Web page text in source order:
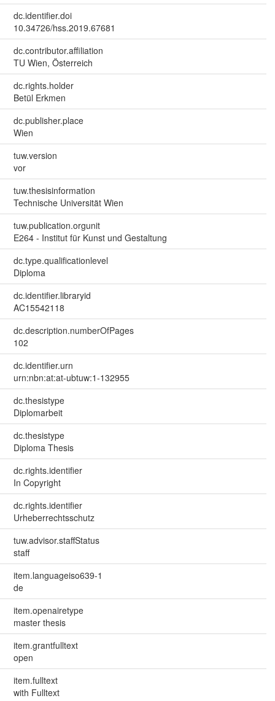
dc.identifier.doi
10.34726/hss.2019.67681
dc.contributor.affiliation
TU Wien, Österreich
dc.rights.holder
Betül Erkmen
dc.publisher.place
Wien
tuw.version
vor
tuw.thesisinformation
Technische Universität Wien
tuw.publication.orgunit
E264 - Institut für Kunst und Gestaltung
dc.type.qualificationlevel
Diploma
dc.identifier.libraryid
AC15542118
dc.description.numberOfPages
102
dc.identifier.urn
urn:nbn:at:at-ubtuw:1-132955
dc.thesistype
Diplomarbeit
dc.thesistype
Diploma Thesis
dc.rights.identifier
In Copyright
dc.rights.identifier
Urheberrechtsschutz
tuw.advisor.staffStatus
staff
item.languageiso639-1
de
item.openairetype
master thesis
item.grantfulltext
open
item.fulltext
with Fulltext